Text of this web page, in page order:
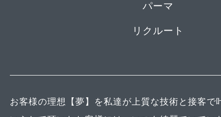
パーマ
リクルート
お客様の理想【夢】を私達が上質な技術と接客で